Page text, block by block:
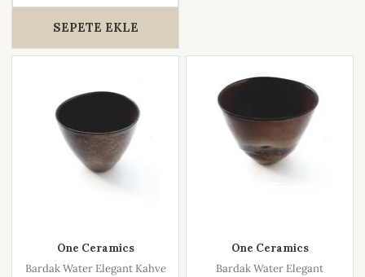
SEPETE EKLE
One Ceramics
Bardak Water Elegant Kahve
One Ceramics
Bardak Water Elegant